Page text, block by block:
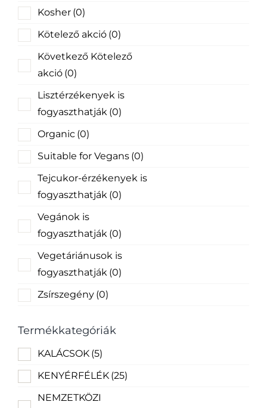
Kosher (0)
Kötelező akció (0)
Következő Kötelező
akció (0)
Lisztérzékenyek is
fogyaszthatják (0)
Organic (0)
Suitable for Vegans (0)
Tejcukor-érzékenyek is
fogyaszthatják (0)
Vegánok is
fogyaszthatják (0)
Vegetáriánusok is
fogyaszthatják (0)
Zsírszegény (0)
Termékkategóriák
KALÁCSOK (5)
KENYÉRFÉLÉK (25)
NEMZETKÖZI